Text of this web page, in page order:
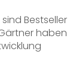
Bestseller
haben